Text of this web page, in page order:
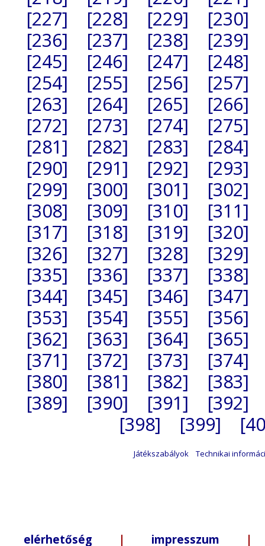
[227]
[228] [229]
[230]
[236]
[237] [238]
[239]
[245]
[246] [247]
[248]
[254]
[255] [256]
[257]
[263]
[264] [265]
[266]
[272]
[273] [274]
[275]
[281]
[282] [283]
[284]
[290]
[291] [292]
[293]
[299]
[300] [301]
[302]
[308]
[309] [310]
[311]
[317]
[318] [319]
[320]
[326]
[327] [328]
[329]
[335]
[336] [337]
[338]
[344]
[345] [346]
[347]
[353]
[354] [355]
[356]
[362]
[363] [364]
[365]
[371]
[372] [373]
[374]
[380]
[381] [382]
[383]
[389]
[390] [391]
[392]
[398]
[399]
Játékszabályok Technikai
elérhetőség | impresszum |